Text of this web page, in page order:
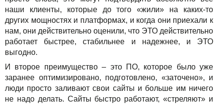
наши клиенты, которые до того «жили» на каких-то
других мощностях и платформах, и когда они приехали к
нам, они действительно оценили, что ЭТО действительно
работает быстрее, стабильнее и надежнее, и ЭТО
выгодно.
И второе преимущество – это ПО, которое было уже
заранее оптимизировано, подготовлено, «заточено», и
люди просто заливают свои сайты и больше им ничего
не надо делать. Сайты быстро работают, «стреляют» и